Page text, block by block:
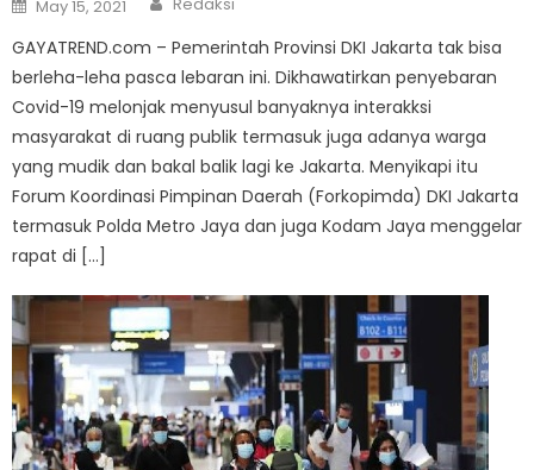
on
May 15, 2021
GAYATREND.com – Pemerintah Provinsi DKI Jakarta tak bisa
berleha-leha pasca lebaran ini. Dikhawatirkan penyebaran
Covid-19 melonjak menyusul banyaknya interakksi
masyarakat di ruang publik termasuk juga adanya warga
yang mudik dan bakal balik lagi ke Jakarta. Menyikapi itu
Forum Koordinasi Pimpinan Daerah (Forkopimda) DKI Jakarta
termasuk Polda Metro Jaya dan juga Kodam Jaya menggelar
rapat di […]